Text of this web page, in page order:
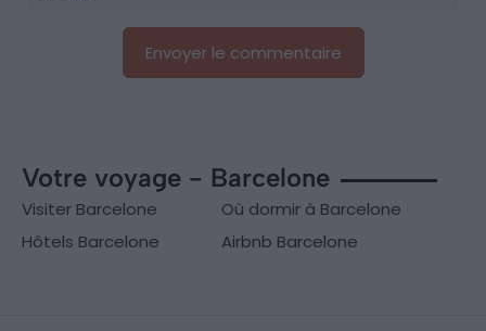
Votre voyage - Barcelone
Visiter Barcelone
Où dormir à Barcelone
Hôtels Barcelone
Airbnb Barcelone